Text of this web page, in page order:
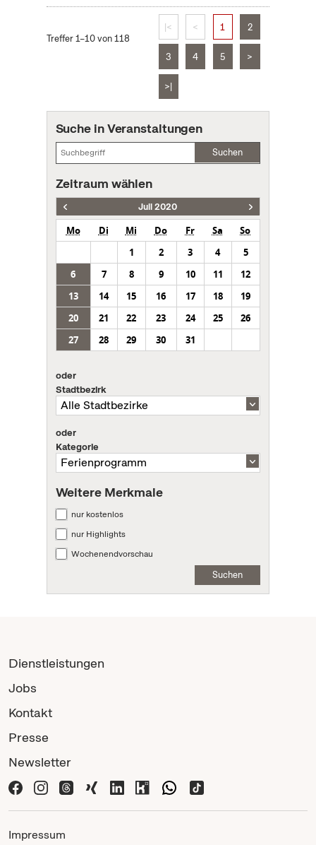
Treffer 1–10 von 118
|< < 1 2
3 4 5 >
>|
Suche in Veranstaltungen
Suchen
Zeitraum wählen
Juli 2020
Mo Di Mi Do Fr Sa
So
1
2 3 4
5
6
7 8 9 10 11
12
13
14 15 16 17 18
19
20
21 22 23 24 25
26
27
28 29 30 31
oder
Stadtbezirk
oder
Kategorie
Weitere Merkmale
nur kostenlos
nur Highlights
Wochenendvorschau
Suchen
Dienstleistungen
Jobs
Kontakt
Presse
Newsletter
Impressum